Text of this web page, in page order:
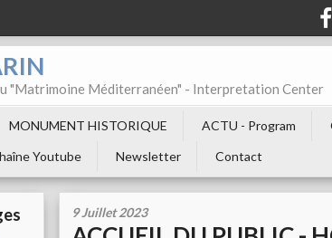
"Matrimoine Méditerranéen" - Interpretation Center
MONUMENT HISTORIQUE ACTU - Program
Youtube Newsletter Contact
9 Juillet 2023